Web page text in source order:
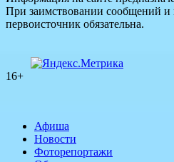
При заимствовании сообщений и
первоисточник обязательна.
16+
Афиша
Новости
Фоторепортажи